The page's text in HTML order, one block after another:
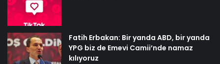
Fatih Erbakan: Bir yanda ABD, bir yanda
YPG biz de Emevi Camii’nde namaz
kılıyoruz